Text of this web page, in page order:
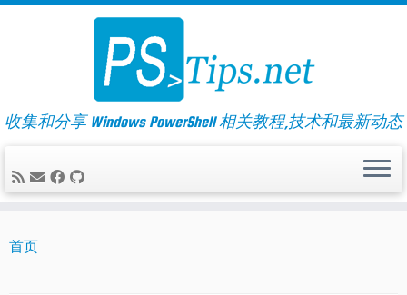
Skip
收集和分享 Windows PowerShell 相关教程,技术和最新动态
首页